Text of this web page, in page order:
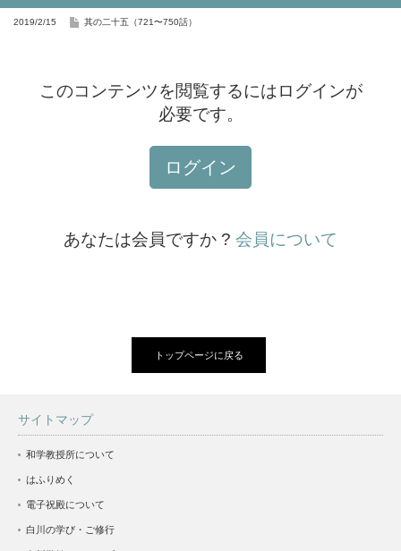
2019/2/15 其の二十五（721〜750話）
このコンテンツを閲覧するにはログインが
必要です。
ログイン
あなたは会員ですか ? 会員について
トップページに戻る
サイトマップ
和学教授所について
はふりめく
電子祝殿について
白川の学び・ご修行